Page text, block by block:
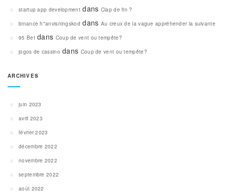
startup app developmentdans Clap de fin ?
binance h"anvisningskod dans Au creux de la vague appréhender la suivante
95 Betdans Coup de vent ou tempête?
jogos de cassino dans Coup de vent ou tempête?
ARCHIVES
juin 2023
avril 2023
février 2023
décembre 2022
novembre 2022
septembre 2022
août 2022